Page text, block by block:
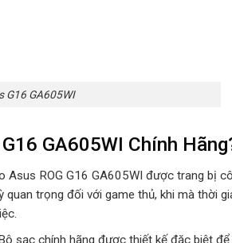
G16 GA605WI
GA605WI Chính
Asus ROG G16 GA605WI được trang bị
trọng đối với game thủ, khi mà thời
sạc chính hãng được thiết kế đặc biệt